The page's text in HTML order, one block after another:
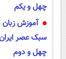
چهل و یکم
آموزش زبان
سبک عصر
چهل و دوم